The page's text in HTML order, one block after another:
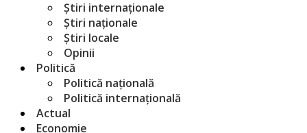
Știri internaționale
Știri naționale
Știri locale
Opinii
Politică
Politică națională
Politică internațională
Actual
Economie